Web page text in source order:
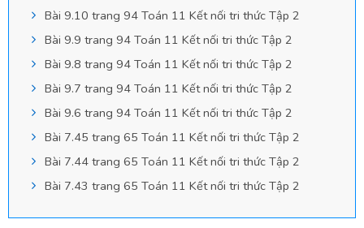
Bài 9.10 trang 94 Toán 11 Kết nối tri thức Tập 2
Bài 9.9 trang 94 Toán 11 Kết nối tri thức Tập 2
Bài 9.8 trang 94 Toán 11 Kết nối tri thức Tập 2
Bài 9.7 trang 94 Toán 11 Kết nối tri thức Tập 2
Bài 9.6 trang 94 Toán 11 Kết nối tri thức Tập 2
Bài 7.45 trang 65 Toán 11 Kết nối tri thức Tập 2
Bài 7.44 trang 65 Toán 11 Kết nối tri thức Tập 2
Bài 7.43 trang 65 Toán 11 Kết nối tri thức Tập 2